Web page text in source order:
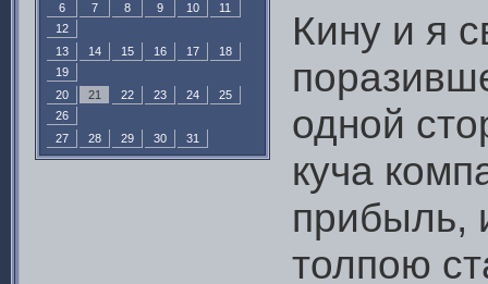
6
7 8 9 10
11
12
13
14 15 16 17
18
19
20
21 22 23 24
25
26
27
28 29 30 31
Кину и я
одной
куча
прибыль,
толпою